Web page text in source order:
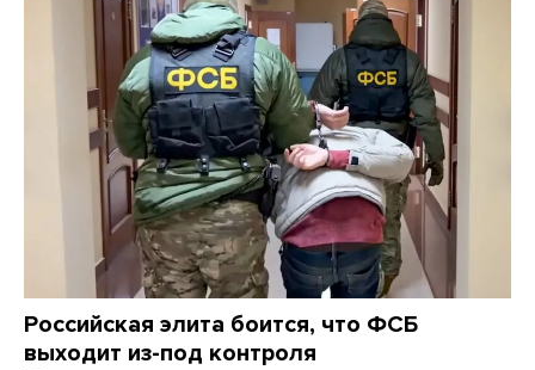
Российская элита боится, что ФСБ
выходит из-под контроля